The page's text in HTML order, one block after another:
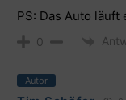
PS: Das Auto läuft
0
Autor